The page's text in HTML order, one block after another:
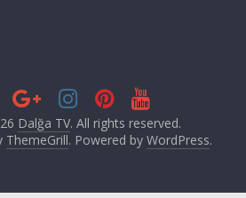
Dalğa TV. All rights reserved.
ThemeGrill. Powered by WordPress.